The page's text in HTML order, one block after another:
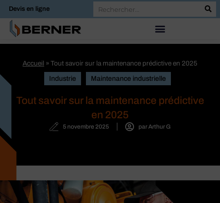
Devis en ligne
Accueil » Tout savoir sur la maintenance prédictive en 2025
Industrie Maintenance industrielle
Tout savoir sur la maintenance prédictive
en 2025
5 novembre 2025 parArthur G